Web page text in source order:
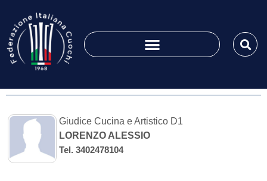
Giudice Cucina e Artistico D1
LORENZO ALESSIO
Tel. 3402478104